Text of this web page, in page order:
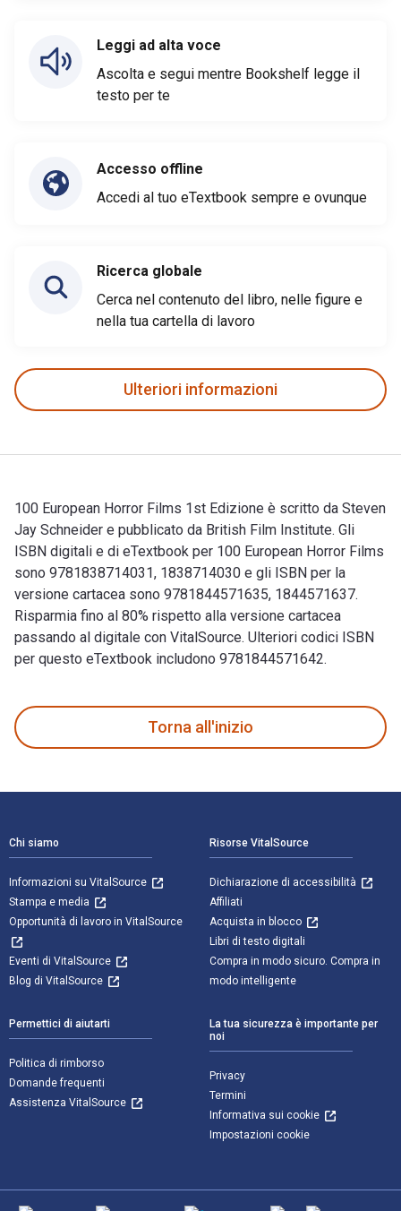
Leggi ad alta voce
Ascolta e segui mentre Bookshelf legge il
testo per te
Accesso offline
Accedi al tuo eTextbook sempre e ovunque
Ricerca globale
Cerca nel contenuto del libro, nelle figure e
nella tua cartella di lavoro
Ulteriori informazioni
100 European Horror Films 1st Edizione è scritto da Steven
Jay Schneider e pubblicato da British Film Institute. Gli
ISBN digitali e di eTextbook per 100 European Horror Films
sono 9781838714031, 1838714030 e gli ISBN per la
versione cartacea sono 9781844571635, 1844571637.
Risparmia fino al 80% rispetto alla versione cartacea
passando al digitale con VitalSource. Ulteriori codici ISBN
per questo eTextbook includono 9781844571642.
Torna all'inizio
Chi siamo
Informazioni su VitalSource
Stampa e media
Opportunità di lavoro in VitalSource
Eventi di VitalSource
Blog di VitalSource
Risorse VitalSource
Dichiarazione di accessibilità
Affiliati
Acquista in blocco
Libri di testo digitali
Compra in modo sicuro. Compra in
modo intelligente
Permettici di aiutarti
Politica di rimborso
Domande frequenti
Assistenza VitalSource
La tua sicurezza è importante per
noi
Privacy
Termini
Informativa sui cookie
Impostazioni cookie